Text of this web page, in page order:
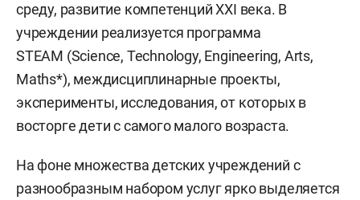
среду, развитие компетенций XXI века. В
учреждении реализуется программа
STEAM (Science, Technology, Engineering, Arts,
Maths*), междисциплинарные проекты,
эксперименты, исследования, от которых в
восторге дети с самого малого возраста.
На фоне множества детских учреждений с
разнообразным набором услуг ярко выделяется